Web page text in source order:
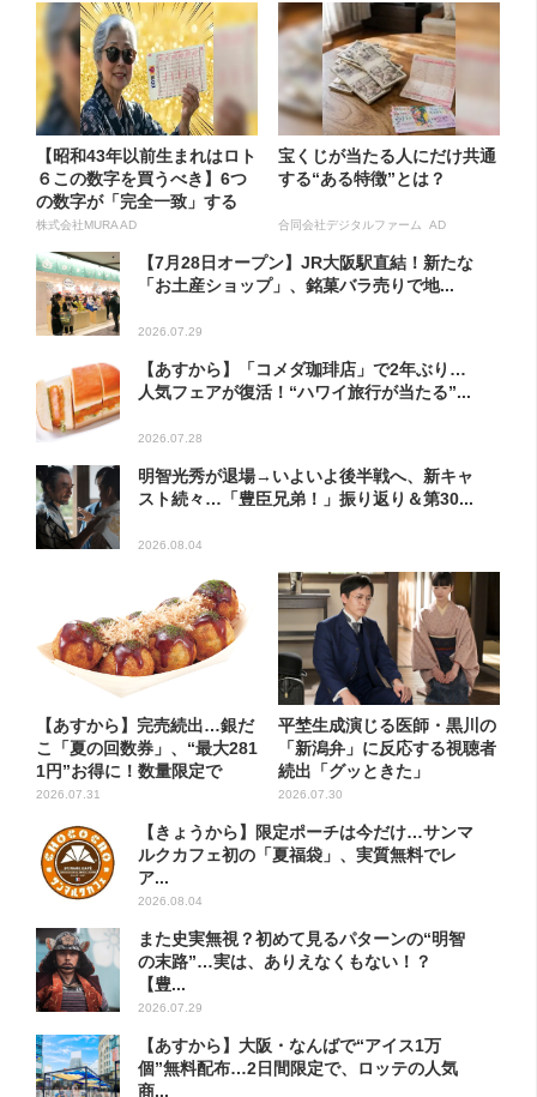
【昭和43年以前生まれはロト
６この数字を買うべき】6つ
の数字が「完全一致」する
方...
株式会社MURA AD
宝くじが当たる人にだけ共通
する“ある特徴”とは？
合同会社デジタルファーム AD
【7月28日オープン】JR大阪駅直結！新たな
「お土産ショップ」、銘菓バラ売りで地...
2026.07.29
【あすから】「コメダ珈琲店」で2年ぶり…
人気フェアが復活！“ハワイ旅行が当たる”...
2026.07.28
明智光秀が退場→いよいよ後半戦へ、新キャ
スト続々…「豊臣兄弟！」振り返り＆第30...
2026.08.04
【あすから】完売続出…銀だ
こ「夏の回数券」、“最大281
1円”お得に！数量限定で
2026.07.31
平埜生成演じる医師・黒川の
「新潟弁」に反応する視聴者
続出「グッときた」
2026.07.30
【きょうから】限定ポーチは今だけ…サンマ
ルクカフェ初の「夏福袋」、実質無料でレ
ア...
2026.08.04
また史実無視？初めて見るパターンの“明智
の末路”…実は、ありえなくもない！？
【豊...
2026.07.29
【あすから】大阪・なんばで“アイス1万
個”無料配布…2日間限定で、ロッテの人気
商...